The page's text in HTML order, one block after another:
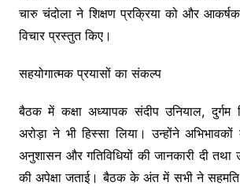
चारु चंदोला ने शिक्षण प्रक्रिया को और
विचार प्रस्तुत किए।
सहयोगात्मक प्रयासों का संकल्प
बैठक में कक्षा अध्यापक संदीप उनियाल, दुर्गम
अरोड़ा ने भी हिस्सा लिया। उन्होंने अभिभावकों
अनुशासन और गतिविधियों की जानकारी दी
की अपेक्षा जताई। बैठक के अंत में सभी ने